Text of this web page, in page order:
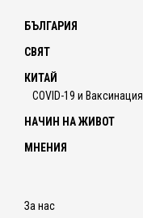
БЪЛГАРИЯ
СВЯТ
КИТАЙ
COVID-19 и Ваксинация
НАЧИН НА ЖИВОТ
МНЕНИЯ
За нас